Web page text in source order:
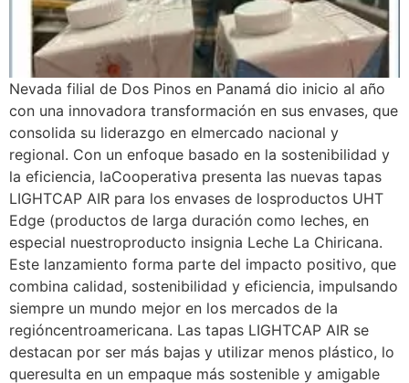
Nevada filial de Dos Pinos en Panamá dio inicio al año
con una innovadora transformación en sus envases, que
consolida su liderazgo en elmercado nacional y
regional. Con un enfoque basado en la sostenibilidad y
la eficiencia, laCooperativa presenta las nuevas tapas
LIGHTCAP AIR para los envases de losproductos UHT
Edge (productos de larga duración como leches, en
especial nuestroproducto insignia Leche La Chiricana.
Este lanzamiento forma parte del impacto positivo, que
combina calidad, sostenibilidad y eficiencia, impulsando
siempre un mundo mejor en los mercados de la
regióncentroamericana. Las tapas LIGHTCAP AIR se
destacan por ser más bajas y utilizar menos plástico, lo
queresulta en un empaque más sostenible y amigable